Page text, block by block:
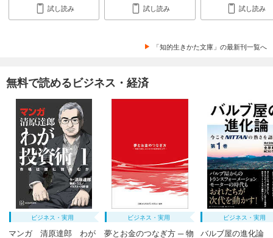
試し読み 試し読み 試し読み
「知的生きかた文庫」の最新刊一覧へ
無料で読めるビジネス・経済
ビジネス・実用
マンガ 清原達郎 わが
ビジネス・実用
夢とお金のつなぎ方 ─ 物
ビジネス・実用
バルブ屋の進化論